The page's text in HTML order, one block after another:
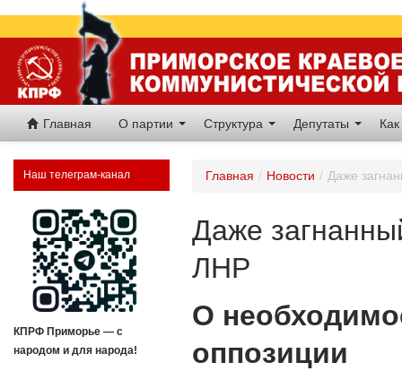
Главная О партии Структура Депутаты
Наш телеграм-канал
КПРФ Приморье — с
народом и для народа!
Главная / Новости / Даже
Даже
ЛНР
О
оппозиции